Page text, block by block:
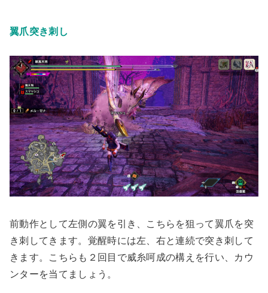
翼爪突き刺し
前動作として左側の翼を引き、こちらを狙って翼爪を突
き刺してきます。 覚醒時には左、右と連続で突き刺して
きます。こちらも２回目で威糸呵成の構えを行い、カウ
ンターを当てましょう。